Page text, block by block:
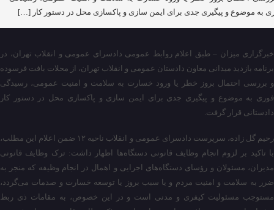
به موضوع و پیگیری جدی برای ایمن سازی و پاکسازی محل در دستور کار […]
خبرگزاری میزان – طبق اعلام روابط عمومی دادسرای عمومی و انقلاب تهران، در
برنامه بازدید میدانی معاون دادستان عمومی و انقلاب تهران، از محلات بافت فرسوده
و بررسی احتمال بروز خطر یا ورود خسارت به سلامت و امنیت عمومی، رسیدگی
فوری به موضوع و پیگیری جدی برای ایمن سازی و پاکسازی محل در دستور کار
دادستانی قرار گرفت.
رحیم گل زاده، سرپرست دادسرای عمومی و انقلاب ناحیه ۱۲ ضمن اعلام این مطلب،
با تاکید بر لزوم انجام وظایف قانونی دستگاه‌ها اظهار داشت: ترک وظایف قانونی
مدیران، مسئولان و رؤسای دستگاه‌های اجرایی و اهمال در انجام وظیفه که منجر به
ضرر به سلامت و امنیت مردم و یا سبب بروز یا توسعه خسارت و صدمات می‌گردد،
مستوجب مسئولیت کیفری و مدنی است و در این خصوص، به مقامات ذی ربط